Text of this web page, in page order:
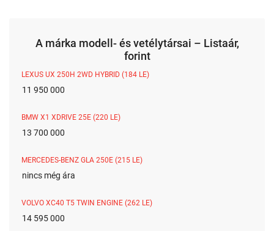
A márka modell- és vetélytársai – Listaár,
forint
LEXUS UX 250H 2WD HYBRID (184 LE)
11 950 000
BMW X1 XDRIVE 25E (220 LE)
13 700 000
MERCEDES-BENZ GLA 250E (215 LE)
nincs még ára
VOLVO XC40 T5 TWIN ENGINE (262 LE)
14 595 000